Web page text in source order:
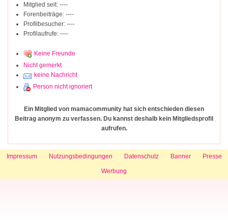
Mitglied seit: ----
Forenbeiträge: ----
Profilbesucher: ----
Profilaufrufe: ----
Keine Freunde
Nicht gemerkt
keine Nachricht
Person nicht ignoriert
Ein Mitglied von mamacommunity hat sich entschieden diesen
Beitrag anonym zu verfassen. Du kannst deshalb kein Mitgliedsprofil
aufrufen.
Impressum Nutzungsbedingungen Datenschutz Banner Presse
Werbung